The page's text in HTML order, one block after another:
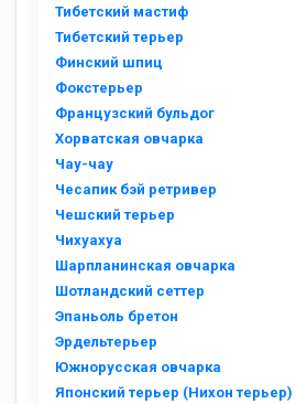
Тибетский мастиф
Тибетский терьер
Финский шпиц
Фокстерьер
Французский бульдог
Хорватская овчарка
Чау-чау
Чесапик бэй ретривер
Чешский терьер
Чихуахуа
Шарпланинская овчарка
Шотландский сеттер
Эпаньоль бретон
Эрдельтерьер
Южнорусская овчарка
Японский терьер (Нихон терьер)